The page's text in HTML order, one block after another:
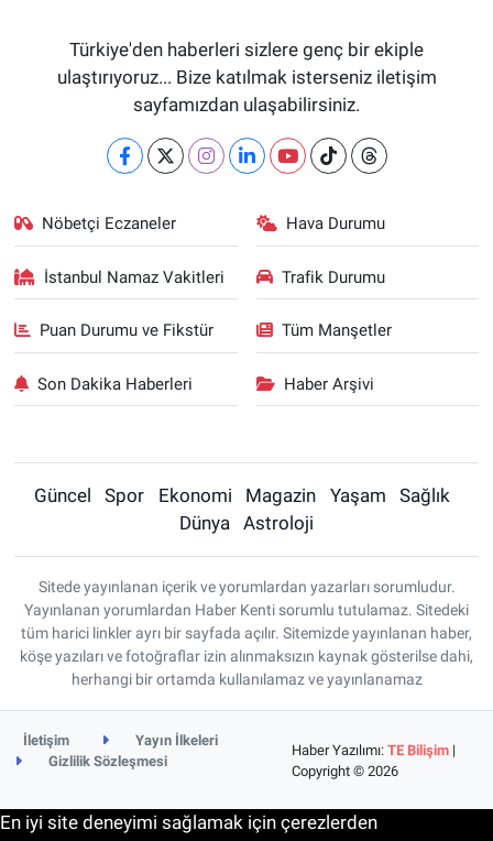
Türkiye'den haberleri sizlere genç bir ekiple
ulaştırıyoruz... Bize katılmak isterseniz iletişim
sayfamızdan ulaşabilirsiniz.
Nöbetçi Eczaneler Hava Durumu
İstanbul Namaz Vakitleri Trafik Durumu
Puan Durumu ve Fikstür Tüm Manşetler
Son Dakika Haberleri Haber Arşivi
Güncel Spor Ekonomi Magazin Yaşam
Sağlık
Dünya
Astroloji
Sitede yayınlanan içerik ve yorumlardan yazarları sorumludur.
Yayınlanan yorumlardan Haber Kenti sorumlu tutulamaz. Sitedeki
tüm harici linkler ayrı bir sayfada açılır. Sitemizde yayınlanan haber,
köşe yazıları ve fotoğraflar izin alınmaksızın kaynak gösterilse dahi,
herhangi bir ortamda kullanılamaz ve yayınlanamaz
İletişim
Yayın İlkeleri
Gizlilik Sözleşmesi
Haber Yazılımı:TE Bilişim |
Copyright © 2026
En iyi site deneyimi sağlamak için çerezlerden